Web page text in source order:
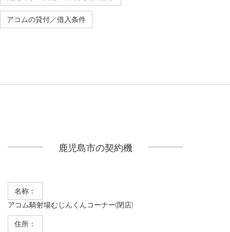
アコムの貸付／借入条件
鹿児島市の契約機
名称：
アコム騎射場むじんくんコーナー(閉店)
住所：